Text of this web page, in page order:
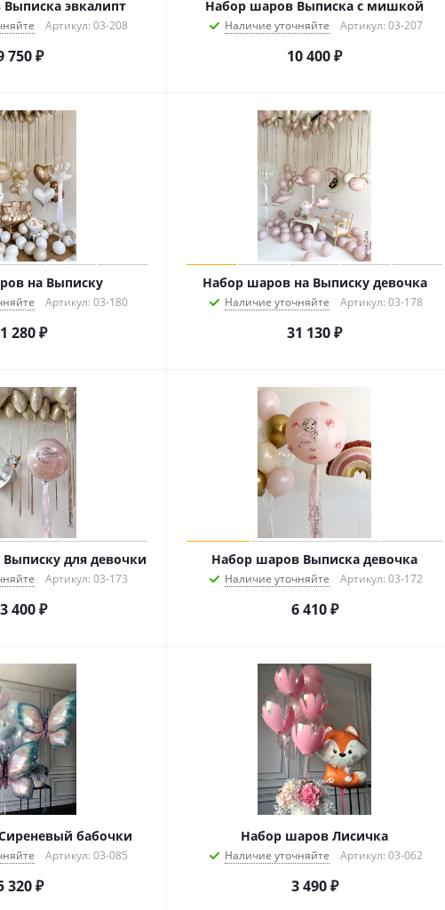
эвкалипт
Артикул: 03-208
750₽
Набор шаров Выписка с мишкой
Наличие уточняйте Артикул: 03-207
10 400₽
на Выписку
Артикул: 03-180
280₽
Набор шаров на Выписку девочка
Наличие уточняйте Артикул: 03-178
31 130₽
для девочки
Артикул: 03-173
400₽
Набор шаров Выписка девочка
Наличие уточняйте Артикул: 03-172
6 410₽
бабочки
Артикул: 03-085
320₽
Набор шаров Лисичка
Наличие уточняйте Артикул: 03-062
3 490₽